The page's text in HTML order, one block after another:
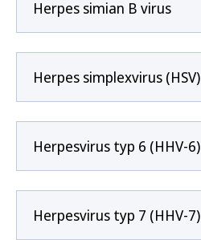
Herpes simian B virus
Herpes simplexvirus (HSV)
Herpesvirus typ 6 (HHV-6)
Herpesvirus typ 7 (HHV-7)